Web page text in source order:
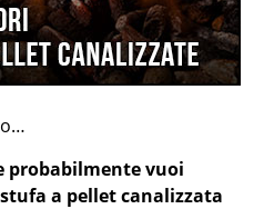
probabilmente vuoi
a pellet canalizzata